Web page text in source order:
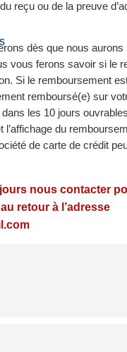
reçu ou de la preuve
dès que nous aurons
vous ferons savoir si le
Si le remboursement
remboursé(e) sur
dans les 10 jours
l’affichage du
de carte de crédit
nous contacter
retour à l’adresse